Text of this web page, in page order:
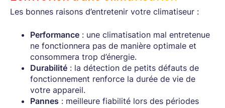
Les bonnes raisons d’entretenir votre climatiseur :
Performance : une climatisation mal entretenue
ne fonctionnera pas de manière optimale et
consommera trop d’énergie.
Durabilité : la détection de petits défauts de
fonctionnement renforce la durée de vie de
votre appareil.
Pannes : meilleure fiabilité lors des périodes